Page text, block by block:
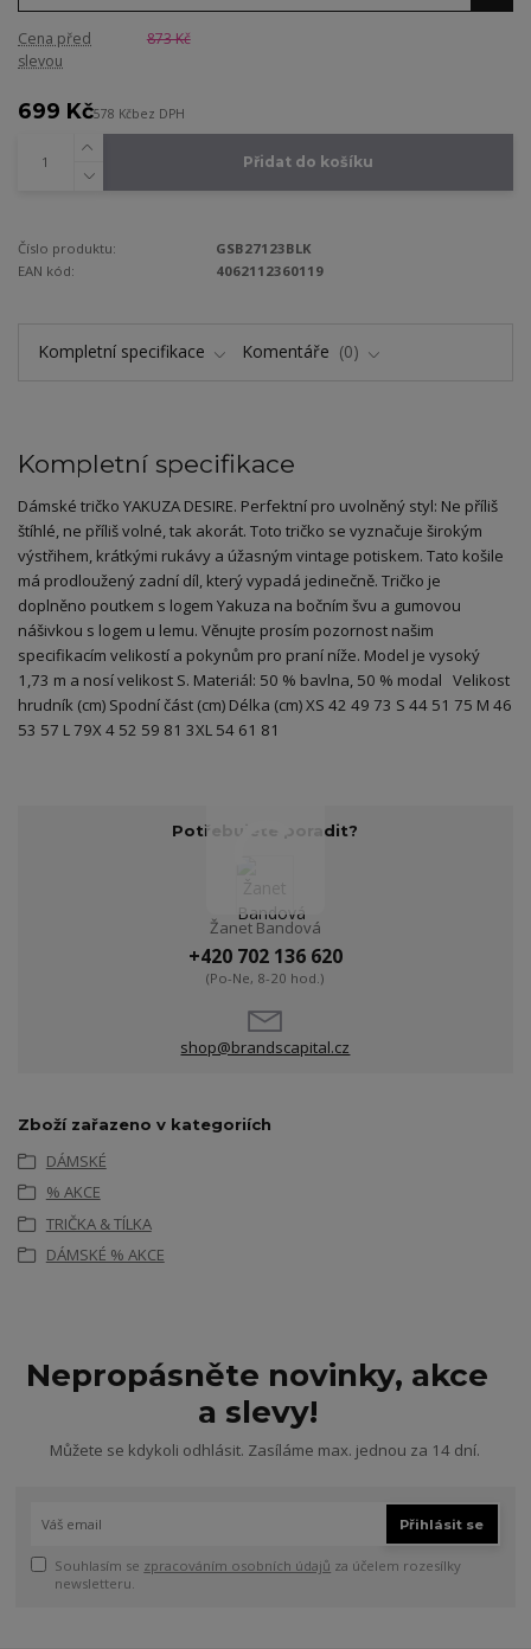
Cena před
slevou
873 Kč
699 Kč578 Kčbez DPH
Přidat do košíku
Číslo produktu:
GSB27123BLK
EAN kód:
4062112360119
Kompletní specifikace Komentáře 0
Kompletní specifikace
Dámské tričko YAKUZA DESIRE. Perfektní pro uvolněný styl: Ne příliš
štíhlé, ne příliš volné, tak akorát. Toto tričko se vyznačuje širokým
výstřihem, krátkými rukávy a úžasným vintage potiskem. Tato košile
má prodloužený zadní díl, který vypadá jedinečně. Tričko je
doplněno poutkem s logem Yakuza na bočním švu a gumovou
nášivkou s logem u lemu. Věnujte prosím pozornost našim
specifikacím velikostí a pokynům pro praní níže. Model je vysoký
1,73 m a nosí velikost S. Materiál: 50 % bavlna, 50 % modal Velikost
hrudník (cm) Spodní část (cm) Délka (cm) XS 42 49 73 S 44 51 75 M 46
53 57 L 79X 4 52 59 81 3XL 54 61 81
Potřebujete poradit?
Žanet Bandová
+420 702 136 620
(Po-Ne, 8-20 hod.)
shop@brandscapital.cz
Zboží zařazeno v kategoriích
DÁMSKÉ
% AKCE
TRIČKA & TÍLKA
DÁMSKÉ % AKCE
Nepropásněte novinky, akce
a slevy!
Můžete se kdykoli odhlásit. Zasíláme max. jednou za 14 dní.
Přihlásit se
Souhlasím se zpracováním osobních údajů za účelem rozesílky
newsletteru.